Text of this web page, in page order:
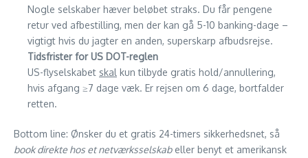
Nogle selskaber hæver beløbet straks. Du får pengene
retur ved afbestilling, men der kan gå 5-10 banking-dage –
vigtigt hvis du jagter en anden, superskarp afbudsrejse.
Tidsfrister for US DOT-reglen
US-flyselskabet skal kun tilbyde gratis hold/annullering,
hvis afgang ≥7 dage væk. Er rejsen om 6 dage, bortfalder
retten.
Bottom line: Ønsker du et gratis 24-timers sikkerhedsnet, så
book direkte hos et netværksselskabeller benyt et amerikansk